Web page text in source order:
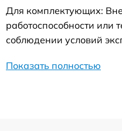
Для комплектующих:
работоспособности или
соблюдении условий
Показать полностью